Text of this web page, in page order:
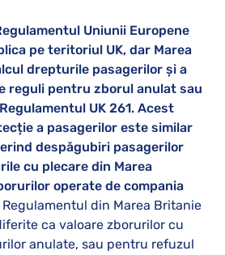
Uniunii Europene
pe teritoriul UK, dar Marea
drepturile pasagerilor și a
reguli pentru zborul anulat sau
UK 261. Acest
a pasagerilor este similar
despăgubiri pasagerilor
cu plecare din Marea
operate de compania
Regulamentul din Marea Britanie
ca valoare zborurilor cu
anulate, sau pentru refuzul